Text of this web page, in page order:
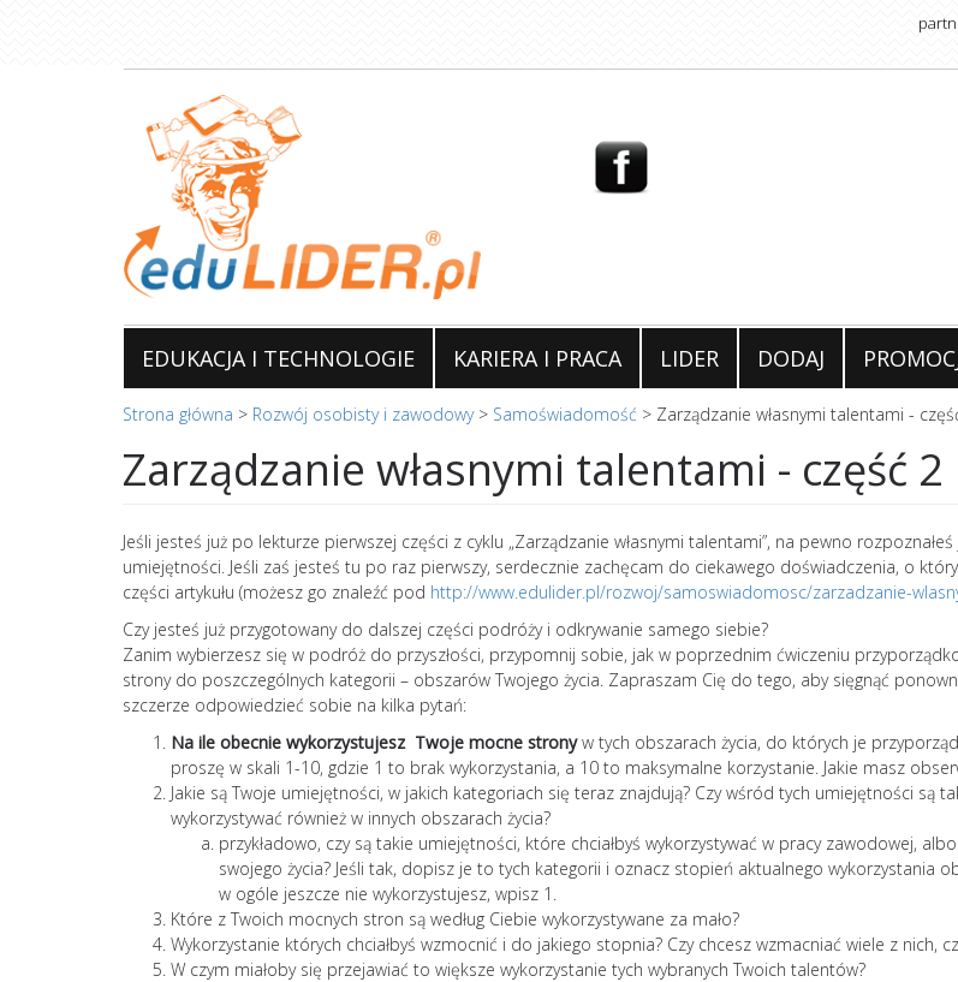
EDUKACJA I TECHNOLOGIE KARIERA I PRACA LIDER DODAJ
Strona główna > Rozwój osobisty i zawodowy > Samoświadomość > Zarządzanie własnymi talentami -
Zarządzanie własnymi talentami - część 2
Jeśli jesteś już po lekturze pierwszej części z cyklu „Zarządzanie własnymi talentami”, na pewno
umiejętności. Jeśli zaś jesteś tu po raz pierwszy, serdecznie zachęcam do ciekawego doświadczenia, o
części artykułu (możesz go znaleźć pod http://www.edulider.pl/rozwoj/samoswiadomosc/zarzadzanie-
Czy jesteś już przygotowany do dalszej części podróży i odkrywanie samego siebie?
Zanim wybierzesz się w podróż do przyszłości, przypomnij sobie, jak w poprzednim ćwiczeniu
strony do poszczególnych kategorii – obszarów Twojego życia. Zapraszam Cię do tego, aby sięgnąć
szczerze odpowiedzieć sobie na kilka pytań:
Na ile obecnie wykorzystujesz Twoje mocne stronyw tych obszarach życia, do których je
proszę w skali 1-10, gdzie 1 to brak wykorzystania, a 10 to maksymalne korzystanie. Jakie masz
Jakie są Twoje umiejętności, w jakich kategoriach się teraz znajdują? Czy wśród tych umiejętności są
wykorzystywać również w innych obszarach życia?
przykładowo, czy są takie umiejętności, które chciałbyś wykorzystywać w pracy zawodowej,
swojego życia? Jeśli tak, dopisz je to tych kategorii i oznacz stopień aktualnego wykorzystania
w ogóle jeszcze nie wykorzystujesz, wpisz 1.
Które z Twoich mocnych stron są według Ciebie wykorzystywane za mało?
Wykorzystanie których chciałbyś wzmocnić i do jakiego stopnia? Czy chcesz wzmacniać wiele z nich,
W czym miałoby się przejawiać to większe wykorzystanie tych wybranych Twoich talentów?